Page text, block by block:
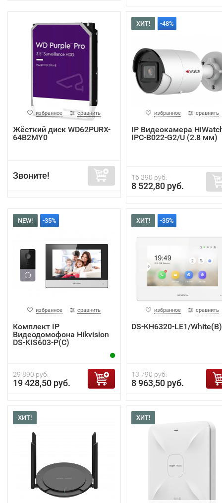
избранное сравнить
Жёсткий диск WD62PURX-
64B2MY0
Звоните!
ХИТ! -48%
избранное сравнить
IP Видеокамера
IPC-B022-G2/U (2.8 мм)
16 390 руб.
8 522,80 руб.
NEW! -35%
избранное сравнить
Комплект IP
Видеодомофона Hikvision
DS-KIS603-P(C)
29 890 руб.
19 428,50 руб.
ХИТ! -35%
избранное сравнить
DS-KH6320-LE1/White(B)
13 790 руб.
8 963,50 руб.
ХИТ! ХИТ!